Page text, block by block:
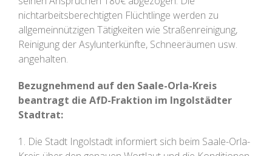
nichtarbeitsberechtigten Flüchtlinge werden zu
allgemeinnützigen Tätigkeiten wie Straßenreinigung,
Reinigung der Asylunterkünfte, Schneeräumen usw.
angehalten.
Bezugnehmend auf den Saale-Orla-Kreis
beantragt die AfD-Fraktion im Ingolstädter
Stadtrat:
1. Die Stadt Ingolstadt informiert sich beim Saale-Orla-